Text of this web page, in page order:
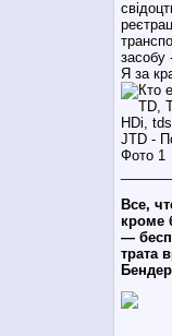
засобу
Я за
Все,
кроме
—
трата